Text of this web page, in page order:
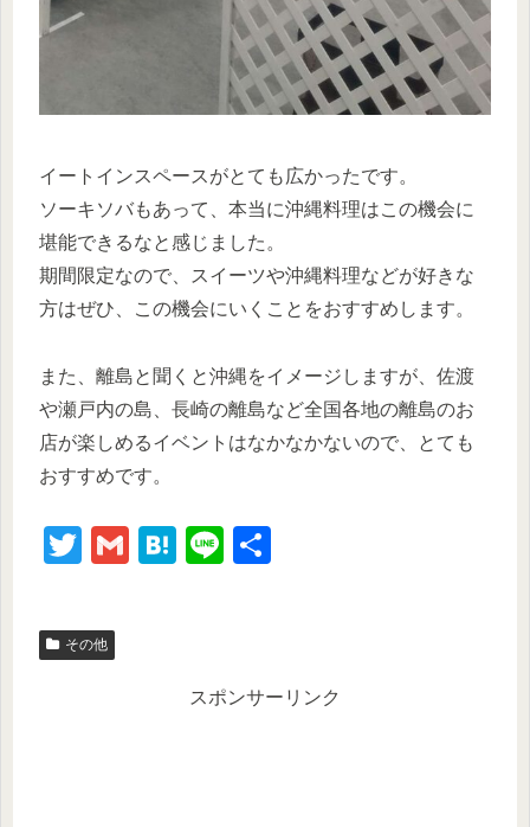
イートインスペースがとても広かったです。
ソーキソバもあって、本当に沖縄料理はこの機会に
堪能できるなと感じました。
期間限定なので、スイーツや沖縄料理などが好きな
方はぜひ、この機会にいくことをおすすめします。
また、離島と聞くと沖縄をイメージしますが、佐渡
や瀬戸内の島、長崎の離島など全国各地の離島のお
店が楽しめるイベントはなかなかないので、とても
おすすめです。
T
tt
er
G
H
a
Li
その他
スポンサーリンク